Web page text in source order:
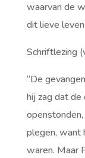
waarvan de
dit lieve
Schriftlezing
“De
hij zag dat de
plegen, want
waren. Maar